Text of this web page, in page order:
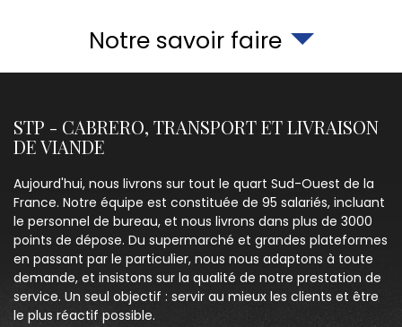
Notre savoir faire
STP - CABRERO, TRANSPORT ET LIVRAISON
DE VIANDE
Aujourd'hui, nous livrons sur tout le quart Sud-Ouest de la
France. Notre équipe est constituée de 95 salariés, incluant
le personnel de bureau, et nous livrons dans plus de 3000
points de dépose. Du supermarché et grandes plateformes
en passant par le particulier, nous nous adaptons à toute
demande, et insistons sur la qualité de notre prestation de
service. Un seul objectif : servir au mieux les clients et être
le plus réactif possible.